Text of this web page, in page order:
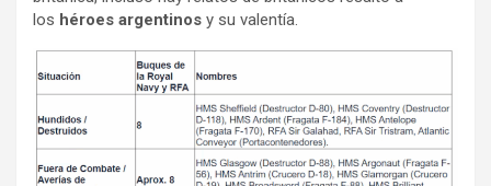
los héroes argentinos y su valentía.